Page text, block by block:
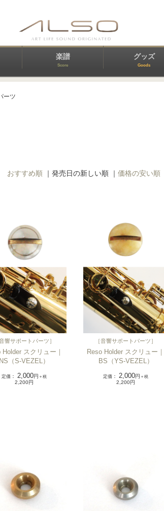
楽譜
Score
グッズ
Goods
ーツ
おすすめ順 ｜発売日の新しい順 ｜価格の安い順
響サポートパーツ］
Holder スクリュー｜
NS（S-VEZEL）
定価： 2,000円 ＋税
2,200円
［音響サポートパーツ］
Reso Holder スクリュー｜
BS（YS-VEZEL）
定価 ： 2,000円 ＋税
2,200円